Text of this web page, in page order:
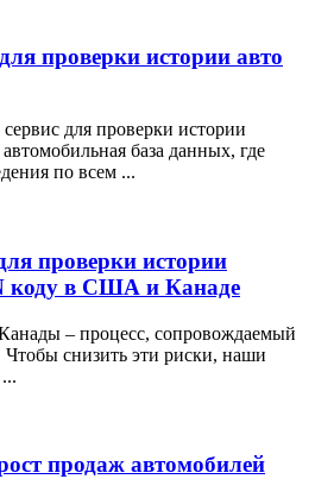
проверки истории авто
для проверки истории
база данных, где
по всем ...
проверки истории
коду в США и Канаде
– процесс, сопровождаемый
снизить эти риски, наши
продаж автомобилей